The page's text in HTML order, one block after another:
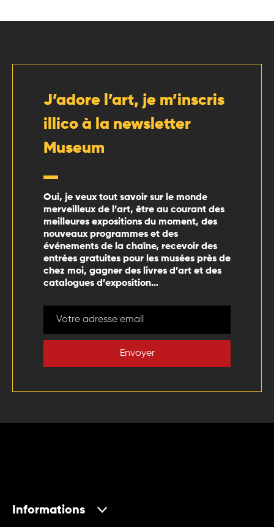
J’adore l’art, je m’inscris
illico à la newsletter
Museum
Oui, je veux tout savoir sur le monde
merveilleux de l’art, être au courant des
meilleures expositions du moment, des
nouveaux programmes et des
événements de la chaîne, recevoir des
entrées gratuites pour les musées près de
chez moi, gagner des livres d’art et des
catalogues d’exposition…
Envoyer
Informations